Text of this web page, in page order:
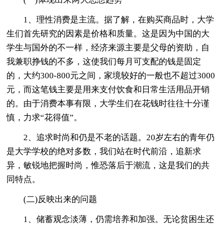
1、理性消费是主流。据了解，在购买商品时，大学
生们首先研究的因素是价格和质量。这是因为中国的大
学生与国外的不一样，经济来源主要是父母的资助，自
我兼职挣钱的不多，这使我们每月可支配的钱是固定
的，大约300-800元之间，家境较好的一般也不超过3000
元，而这笔钱主要是用来支付饮食和日常生活用品开销
的。由于消费本事有限，大学生们在花钱时往往十分谨
慎，力求“花得值”。
2、追求时尚和仍是不老的话题。20岁左右的青年仍
是大学学校的绝对多数，我们站在时代前沿，追新求
异，敏锐地把握时尚，惟恐落后于潮流，这是我们的共
同特点。
(二)反映出来的问题
1、储蓄观念淡薄，仍需培养和加强。无论贫困生还